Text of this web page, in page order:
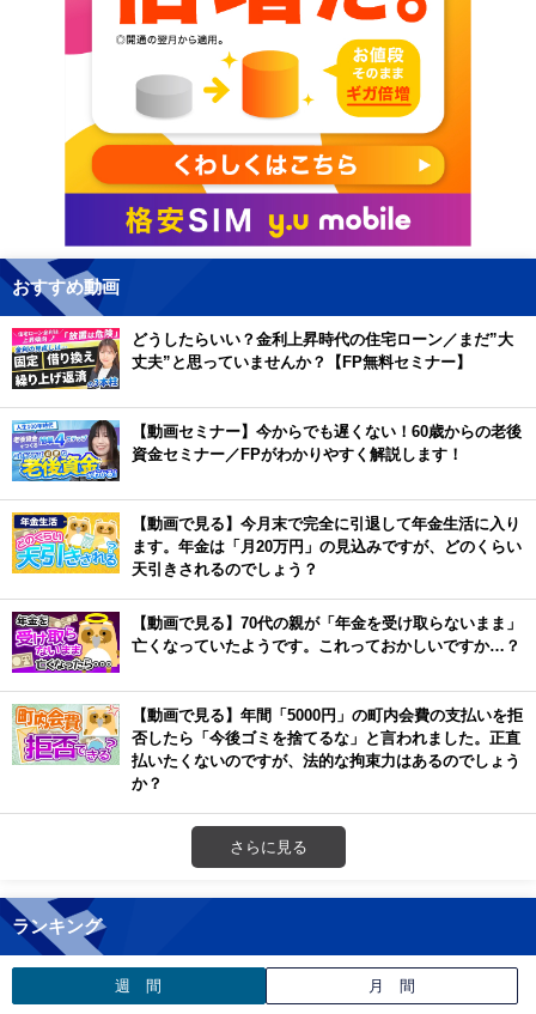
おすすめ動画
どうしたらいい？金利上昇時代の住宅ローン／まだ”大
丈夫”と思っていませんか？【FP無料セミナー】
【動画セミナー】今からでも遅くない！60歳からの老後
資金セミナー／FPがわかりやすく解説します！
【動画で見る】今月末で完全に引退して年金生活に入り
ます。年金は「月20万円」の見込みですが、どのくらい
天引きされるのでしょう？
【動画で見る】70代の親が「年金を受け取らないまま」
亡くなっていたようです。これっておかしいですか…？
【動画で見る】年間「5000円」の町内会費の支払いを拒
否したら「今後ゴミを捨てるな」と言われました。正直
払いたくないのですが、法的な拘束力はあるのでしょう
か？
さらに見る
ランキング
週 間 月 間